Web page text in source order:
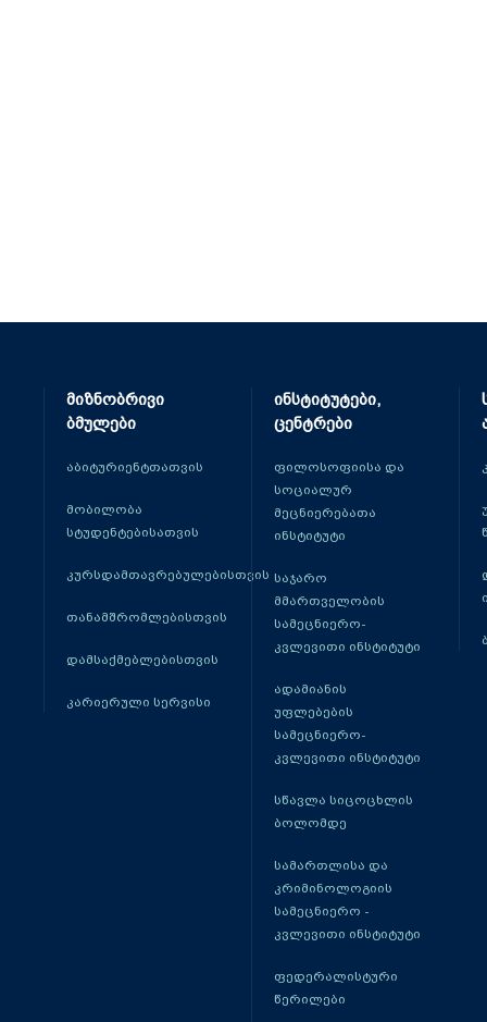
მიზნობრივი
ბმულები
აბიტურიენტთათვის
მობილობა
სტუდენტებისათვის
კურსდამთავრებულებისთვის
თანამშრომლებისთვის
დამსაქმებლებისთვის
კარიერული სერვისი
ინსტიტუტები,
ცენტრები
ფილოსოფიისა და
სოციალურ
მეცნიერებათა
ინსტიტუტი
საჯარო
მმართველობის
სამეცნიერო-
კვლევითი ინსტიტუტი
ადამიანის
უფლებების
სამეცნიერო-
კვლევითი ინსტიტუტი
სწავლა სიცოცხლის
ბოლომდე
სამართლისა და
კრიმინოლოგიის
სამეცნიერო -
კვლევითი ინსტიტუტი
ფედერალისტური
წერილები